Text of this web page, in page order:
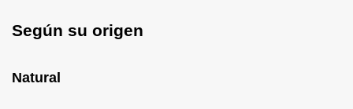
Según su origen
Natural